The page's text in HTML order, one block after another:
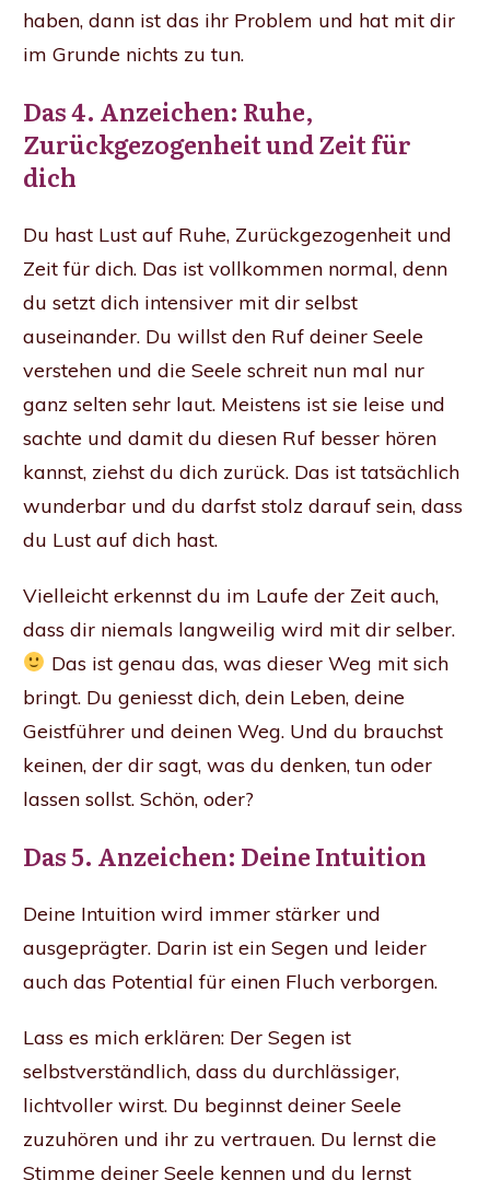
haben, dann ist das ihr Problem und hat mit dir
im Grunde nichts zu tun.
Das 4. Anzeichen: Ruhe,
Zurückgezogenheit und Zeit für
dich
Du hast Lust auf Ruhe, Zurückgezogenheit und
Zeit für dich. Das ist vollkommen normal, denn
du setzt dich intensiver mit dir selbst
auseinander. Du willst den Ruf deiner Seele
verstehen und die Seele schreit nun mal nur
ganz selten sehr laut. Meistens ist sie leise und
sachte und damit du diesen Ruf besser hören
kannst, ziehst du dich zurück. Das ist tatsächlich
wunderbar und du darfst stolz darauf sein, dass
du Lust auf dich hast.
Vielleicht erkennst du im Laufe der Zeit auch,
dass dir niemals langweilig wird mit dir selber.
Das ist genau das, was dieser Weg mit sich
bringt. Du geniesst dich, dein Leben, deine
Geistführer und deinen Weg. Und du brauchst
keinen, der dir sagt, was du denken, tun oder
lassen sollst. Schön, oder?
Das 5. Anzeichen: Deine Intuition
Deine Intuition wird immer stärker und
ausgeprägter. Darin ist ein Segen und leider
auch das Potential für einen Fluch verborgen.
Lass es mich erklären: Der Segen ist
selbstverständlich, dass du durchlässiger,
lichtvoller wirst. Du beginnst deiner Seele
zuzuhören und ihr zu vertrauen. Du lernst die
Stimme deiner Seele kennen und du lernst